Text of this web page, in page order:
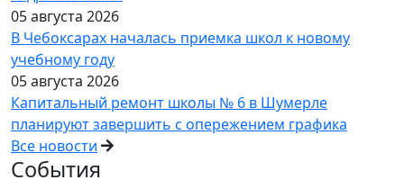
05 августа 2026
В Чебоксарах началась приемка школ к новому
учебному году
05 августа 2026
Капитальный ремонт школы № 6 в Шумерле
планируют завершить с опережением графика
Все новости
События